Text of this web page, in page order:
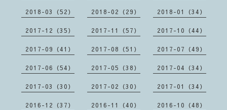
2018-03（52） 2018-02（29） 2018-01（34）
2017-12（35） 2017-11（57） 2017-10（44）
2017-09（41） 2017-08（51） 2017-07（49）
2017-06（54） 2017-05（38） 2017-04（34）
2017-03（30） 2017-02（30） 2017-01（34）
2016-12（37） 2016-11（40） 2016-10（48）